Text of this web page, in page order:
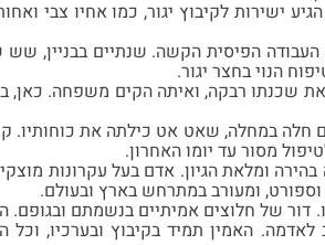
ישירות לקיבוץ יגור, כמו אחיו צבי
הפיסית הקשה. שנתיים בבניין,
הנוי בחצר יגור.
רבקה, ואיתה הקים משפחה. כאן,
חלה במחלה, שאט אט כילתה את כוחותיו.
מסור עד יומו האחרון.
ומלאת הגיון. אדם בעל עקרונות
ומעורב במתרחש בארץ ובעולם.
דור של חלוצים אמיתיים בנשמתם ובגופם.
האמין תמיד בקיבוץ ובערכיו, וכל